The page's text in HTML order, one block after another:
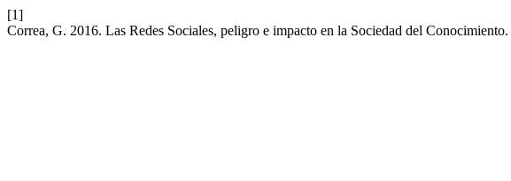
[1]
Correa, G. 2016. Las Redes Sociales, peligro e impacto en la Sociedad del Conocimiento.